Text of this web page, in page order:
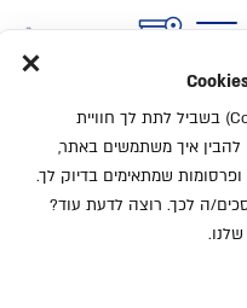
×
אנחנו משתמשים בעוגיות (Cookies) בשביל לתת לך חוויית
להבין איך משתמשים באתר,
שמתאימים בדיוק לך.
ה לכך. רוצה לדעת עוד?